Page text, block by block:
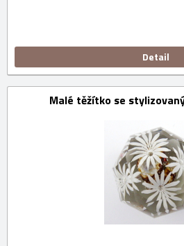
Detail
Malé těžítko se